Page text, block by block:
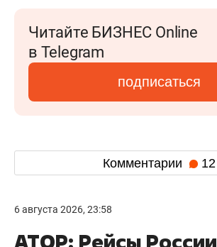
Читайте БИЗНЕС Online
в Telegram
подписаться
Комментарии 12
6 августа 2026, 23:58
АТОР: Рейсы России